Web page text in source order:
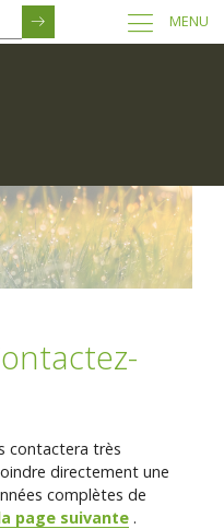
MENU
contactera très
directement une
complètes de
page suivante .